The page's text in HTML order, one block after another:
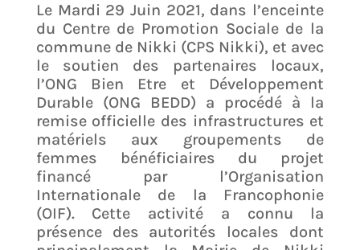
Le Mardi 29 Juin 2021, dans l’enceinte
du Centre de Promotion Sociale de la
commune de Nikki (CPS Nikki), et avec
le soutien des partenaires locaux,
l’ONG Bien Etre et Développement
Durable (ONG BEDD) a procédé à la
remise officielle des infrastructures et
matériels aux groupements de
femmes bénéficiaires du projet
financé par l’Organisation
Internationale de la Francophonie
(OIF). Cette activité a connu la
présence des autorités locales dont